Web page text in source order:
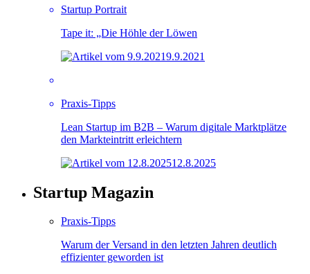
Startup Portrait
Tape it: „Die Höhle der Löwen
9.9.2021
Praxis-Tipps
Lean Startup im B2B – Warum digitale Marktplätze
den Markteintritt erleichtern
12.8.2025
Startup Magazin
Praxis-Tipps
Warum der Versand in den letzten Jahren deutlich
effizienter geworden ist